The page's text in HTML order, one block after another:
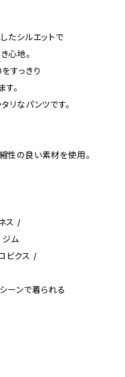
たシルエットで
心地。
すっきり
す。
リなパンツです。
性の良い素材を使用。
ス /
ジム
ビクス /
ーンで着られる